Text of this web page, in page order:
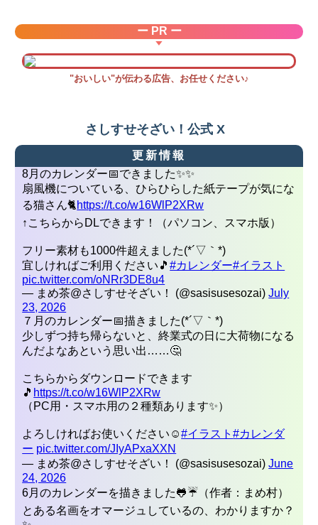
ー PR ー
"おいしい"が伝わる広告、お任せください♪
さしすせそざい！公式 X
更新情報
8月のカレンダー📅できました✨✨
扇風機についている、ひらひらした紙テープが気にな
る猫さん🐈https://t.co/w16WlP2XRw
↑こちらからDLできます！（パソコン、スマホ版）
フリー素材も1000件超えました(*´▽｀*)
宜しければご利用ください🎵#カレンダー#イラスト
pic.twitter.com/oNRr3DE8u4
— まめ茶@さしすせそざい！ (@sasisusesozai)July
23, 2026
７月のカレンダー📅描きました(*´▽｀*)
少しずつ持ち帰らないと、終業式の日に大荷物になる
んだよなあという思い出……🤔
こちらからダウンロードできます
🎵 https://t.co/w16WlP2XRw
（PC用・スマホ用の２種類あります✨）
よろしければお使いください☺#イラスト#カレンダ
ーㅤㅤㅤ pic.twitter.com/JIyAPxaXXN
— まめ茶@さしすせそざい！ (@sasisusesozai)June
24, 2026
6月のカレンダーを描きました🐸☔（作者：まめ村）
とある名画をオマージュしているの、わかりますか？